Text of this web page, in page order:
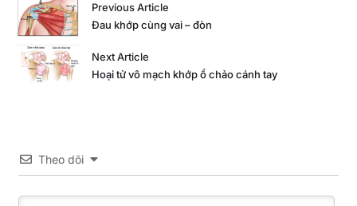
Previous Article
Đau khớp cùng vai – đòn
Next Article
Hoại tử vô mạch khớp ổ chảo cánh tay
Theo dõi